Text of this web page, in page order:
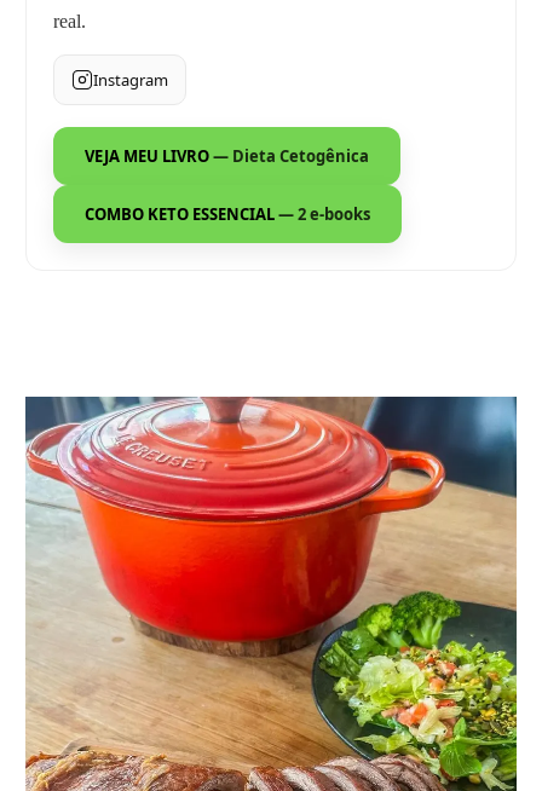
real.
Instagram
VEJA MEU LIVRO— Dieta Cetogênica
COMBO KETO ESSENCIAL— 2 e-books